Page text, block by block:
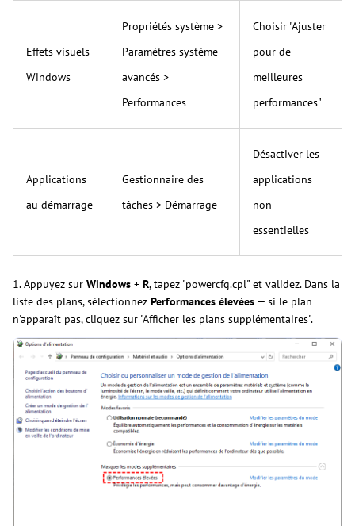
Effets visuels
Windows
Propriétés système >
Paramètres système
avancés >
Performances
Choisir "Ajuster
pour de
meilleures
performances"
Applications
au démarrage
Gestionnaire des
tâches > Démarrage
Désactiver les
applications
non
essentielles
1. Appuyez sur Windows + R, tapez "powercfg.cpl" et validez. Dans la
liste des plans, sélectionnez Performances élevées — si le plan
n'apparaît pas, cliquez sur "Afficher les plans supplémentaires".